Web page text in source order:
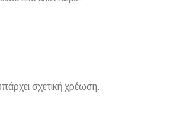
σχετική χρέωση.